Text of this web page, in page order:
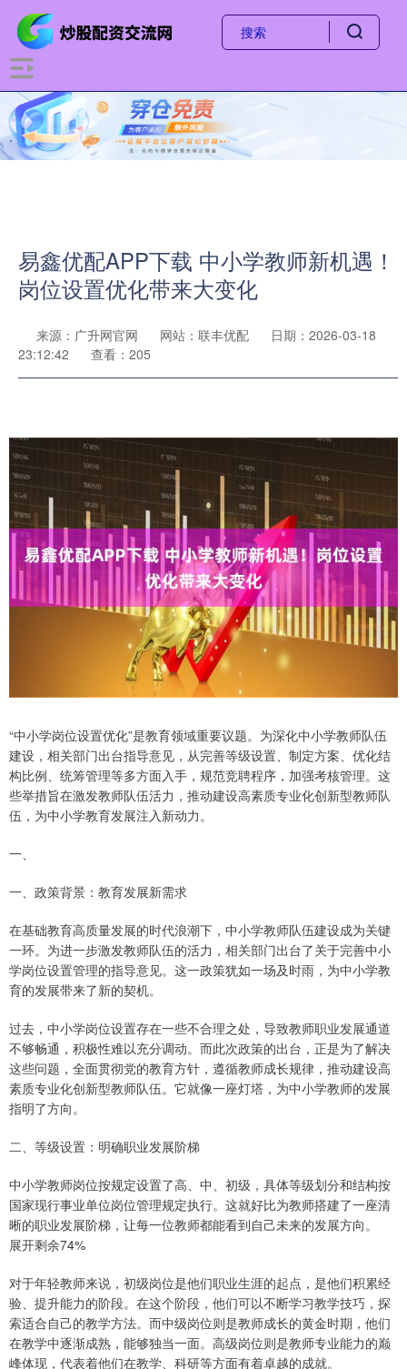
易鑫优配APP下载 中小学教师新机遇！
岗位设置优化带来大变化
来源：广升网官网 网站：联丰优配
日期：2026-03-18
23:12:42
查看：205
“中小学岗位设置优化”是教育领域重要议题。为深化中小学教师队伍
建设，相关部门出台指导意见，从完善等级设置、制定方案、优化结
构比例、统筹管理等多方面入手，规范竞聘程序，加强考核管理。这
些举措旨在激发教师队伍活力，推动建设高素质专业化创新型教师队
伍，为中小学教育发展注入新动力。
一、
一、政策背景：教育发展新需求
在基础教育高质量发展的时代浪潮下，中小学教师队伍建设成为关键
一环。为进一步激发教师队伍的活力，相关部门出台了关于完善中小
学岗位设置管理的指导意见。这一政策犹如一场及时雨，为中小学教
育的发展带来了新的契机。
过去，中小学岗位设置存在一些不合理之处，导致教师职业发展通道
不够畅通，积极性难以充分调动。而此次政策的出台，正是为了解决
这些问题，全面贯彻党的教育方针，遵循教师成长规律，推动建设高
素质专业化创新型教师队伍。它就像一座灯塔，为中小学教师的发展
指明了方向。
二、等级设置：明确职业发展阶梯
中小学教师岗位按规定设置了高、中、初级，具体等级划分和结构按
国家现行事业单位岗位管理规定执行。这就好比为教师搭建了一座清
晰的职业发展阶梯，让每一位教师都能看到自己未来的发展方向。
展开剩余74%
对于年轻教师来说，初级岗位是他们职业生涯的起点，是他们积累经
验、提升能力的阶段。在这个阶段，他们可以不断学习教学技巧，探
索适合自己的教学方法。而中级岗位则是教师成长的黄金时期，他们
在教学中逐渐成熟，能够独当一面。高级岗位则是教师专业能力的巅
峰体现，代表着他们在教学、科研等方面有着卓越的成就。